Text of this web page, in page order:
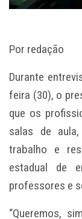
Por redação
Durante
feira (30), o
que os
salas de
trabalho e
estadual de
professores e
“Queremos,